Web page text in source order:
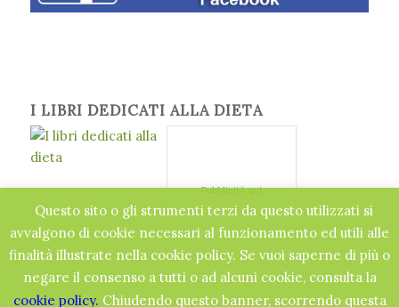
I LIBRI DEDICATI ALLA DIETA
Pubblicità qui
Questo sito o gli strumenti terzi da questo utilizzati si
avvalgono di cookie necessari al funzionamento ed utili alle
finalità illustrate nella cookie policy. Se vuoi saperne di più o
negare il consenso a tutti o ad alcuni cookie, consulta la
cookie policy. Chiudendo questo banner, scorrendo questa